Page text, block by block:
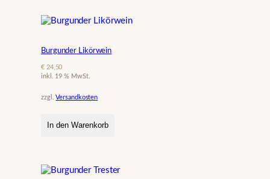
Burgunder Likörwein
€24,50
inkl. 19 % MwSt.
zzgl.Versandkosten
In den Warenkorb